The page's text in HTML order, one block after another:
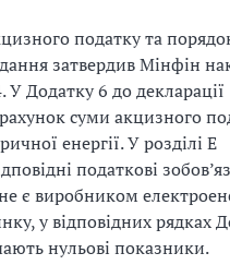
податку та
затвердив Мінфін
Додатку 6 до декларації
суми акцизного
енергії. У розділі Е
податкові
є виробником
у відповідних рядках
нульові показники.